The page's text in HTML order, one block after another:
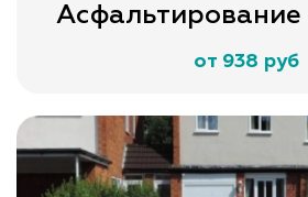
Асфальтирование
от 938 руб